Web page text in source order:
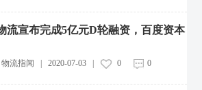
流宣布完成5亿元D轮融资，百度资本
物流指闻 2020-07-03| 0 0